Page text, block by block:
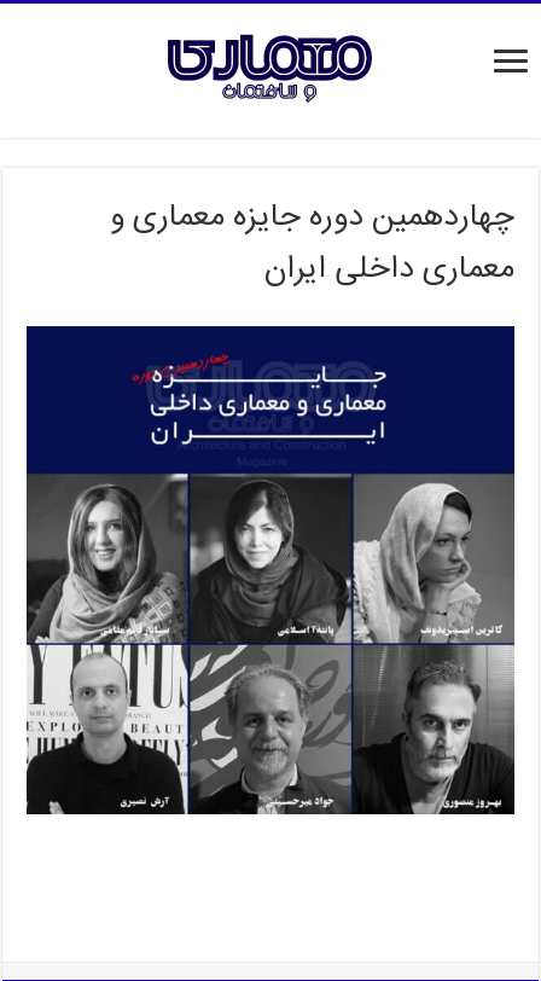
چهاردهمین دوره جایزه معماری و
معماری داخلی ایران